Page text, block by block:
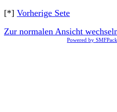
[*] Vorherige Sete
Zur normalen Ansicht
Powered by